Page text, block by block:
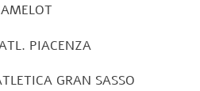
CAMELOT
ATL.
ATLETICA GRAN